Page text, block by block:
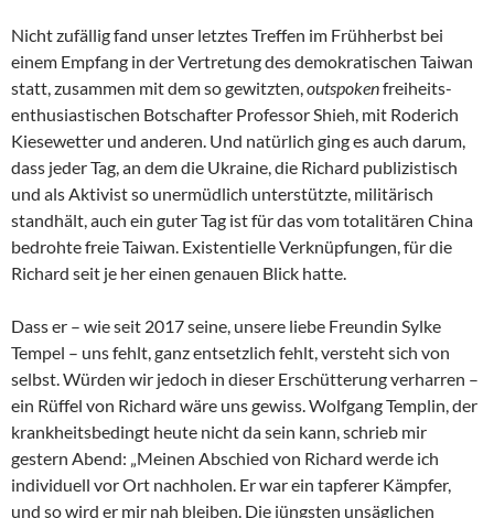
Nicht zufällig fand unser letztes Treffen im Frühherbst bei
einem Empfang in der Vertretung des demokratischen Taiwan
statt, zusammen mit dem so gewitzten,outspokenfreiheits-
enthusiastischen Botschafter Professor Shieh, mit Roderich
Kiesewetter und anderen. Und natürlich ging es auch darum,
dass jeder Tag, an dem die Ukraine, die Richard publizistisch
und als Aktivist so unermüdlich unterstützte, militärisch
standhält, auch ein guter Tag ist für das vom totalitären China
bedrohte freie Taiwan. Existentielle Verknüpfungen, für die
Richard seit je her einen genauen Blick hatte.
Dass er – wie seit 2017 seine, unsere liebe Freundin Sylke
Tempel – uns fehlt, ganz entsetzlich fehlt, versteht sich von
selbst. Würden wir jedoch in dieser Erschütterung verharren –
ein Rüffel von Richard wäre uns gewiss. Wolfgang Templin, der
krankheitsbedingt heute nicht da sein kann, schrieb mir
gestern Abend: „Meinen Abschied von Richard werde ich
individuell vor Ort nachholen. Er war ein tapferer Kämpfer,
und so wird er mir nah bleiben. Die jüngsten unsäglichen